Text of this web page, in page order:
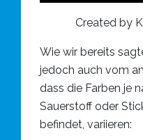
Created by
Wie wir bereits
jedoch auch vom
dass die Farben je
Sauerstoff oder
befindet, variieren: